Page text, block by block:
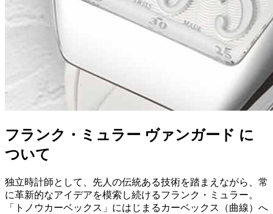
フランク・ミュラー ヴァンガード に
ついて
独立時計師として、先人の伝統ある技術を踏まえながら、常
に革新的なアイデアを模索し続けるフランク・ミュラー。
「トノウカーベックス」にはじまるカーベックス（曲線）へ